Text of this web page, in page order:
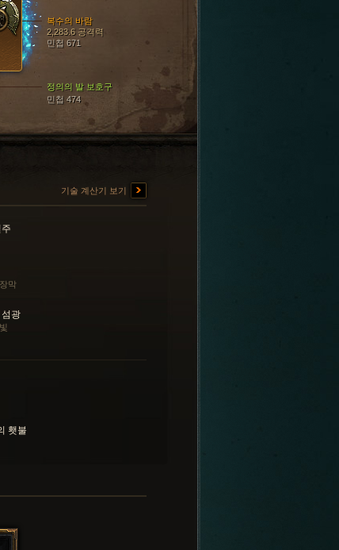
정의의 발 보호구
민첩 474
복수의 바람
2,283.6 공격력
민첩 671
기술 계산기 보기
막
섬광
횃불